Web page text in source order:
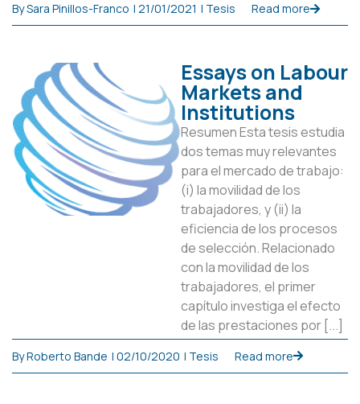
BySara Pinillos-Franco | 21/01/2021 | Tesis Read more
Essays on Labour
Markets and
Institutions
Resumen Esta tesis estudia
dos temas muy relevantes
para el mercado de trabajo:
(i) la movilidad de los
trabajadores, y (ii) la
eficiencia de los procesos
de selección. Relacionado
con la movilidad de los
trabajadores, el primer
capítulo investiga el efecto
de las prestaciones por [...]
ByRoberto Bande | 02/10/2020 | Tesis Read more